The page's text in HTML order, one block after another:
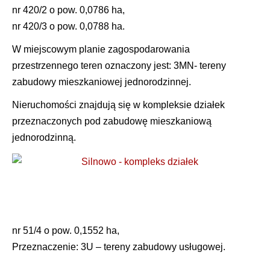
nr 420/2 o pow. 0,0786 ha,
nr 420/3 o pow. 0,0788 ha.
W miejscowym planie zagospodarowania
przestrzennego teren oznaczony jest: 3MN- tereny
zabudowy mieszkaniowej jednorodzinnej.
Nieruchomości znajdują się w kompleksie działek
przeznaczonych pod zabudowę mieszkaniową
jednorodzinną.
nr 51/4 o pow. 0,1552 ha,
Przeznaczenie: 3U – tereny zabudowy usługowej.